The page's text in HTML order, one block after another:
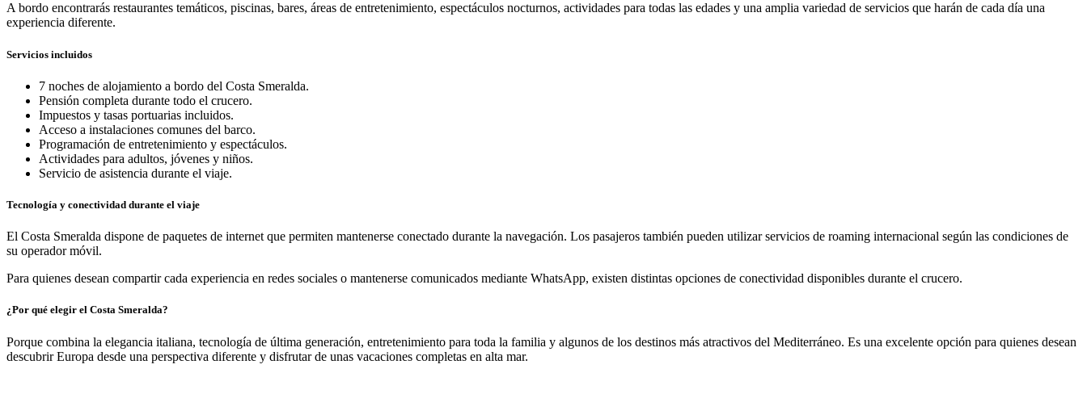
A bordo encontrarás restaurantes temáticos, piscinas, bares, áreas de entretenimiento, espectáculos nocturnos, actividades para todas las edades y una amplia variedad de servicios que harán de cada día una
experiencia diferente.
Servicios incluidos
7 noches de alojamiento a bordo del Costa Smeralda.
Pensión completa durante todo el crucero.
Impuestos y tasas portuarias incluidos.
Acceso a instalaciones comunes del barco.
Programación de entretenimiento y espectáculos.
Actividades para adultos, jóvenes y niños.
Servicio de asistencia durante el viaje.
Tecnología y conectividad durante el viaje
El Costa Smeralda dispone de paquetes de internet que permiten mantenerse conectado durante la navegación. Los pasajeros también pueden utilizar servicios de roaming internacional según las condiciones de
su operador móvil.
Para quienes desean compartir cada experiencia en redes sociales o mantenerse comunicados mediante WhatsApp, existen distintas opciones de conectividad disponibles durante el crucero.
¿Por qué elegir el Costa Smeralda?
Porque combina la elegancia italiana, tecnología de última generación, entretenimiento para toda la familia y algunos de los destinos más atractivos del Mediterráneo. Es una excelente opción para quienes desean
descubrir Europa desde una perspectiva diferente y disfrutar de unas vacaciones completas en alta mar.